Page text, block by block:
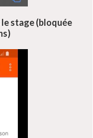
le stage (bloquée